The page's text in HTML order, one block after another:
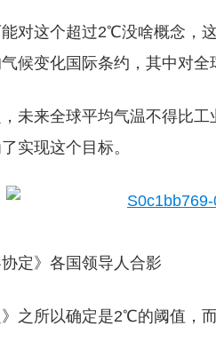
对这个超过2℃没啥概念，
候变化国际条约，其中对全
未来全球平均气温不得比
实现这个目标。
定》各国领导人合影
》之所以确定是2℃的阈值，